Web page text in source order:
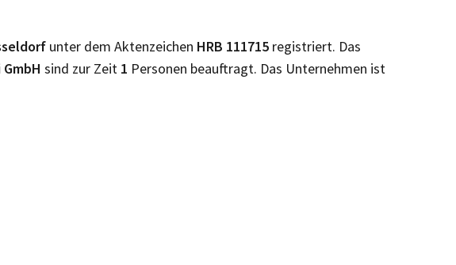
unter dem Aktenzeichen HRB 111715 registriert. Das
sind zur Zeit 1 Personen beauftragt. Das Unternehmen ist